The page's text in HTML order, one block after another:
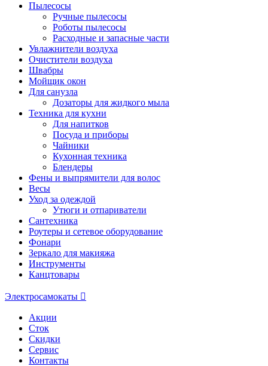
Пылесосы
Ручные пылесосы
Роботы пылесосы
Расходные и запасные части
Увлажнители воздуха
Очистители воздуха
Швабры
Мойщик окон
Для санузла
Дозаторы для жидкого мыла
Техника для кухни
Для напитков
Посуда и приборы
Чайники
Кухонная техника
Блендеры
Фены и выпрямители для волос
Весы
Уход за одеждой
Утюги и отпариватели
Сантехника
Роутеры и сетевое оборудование
Фонари
Зеркало для макияжа
Инструменты
Канцтовары
Электросамокаты
Акции
Сток
Скидки
Сервис
Контакты